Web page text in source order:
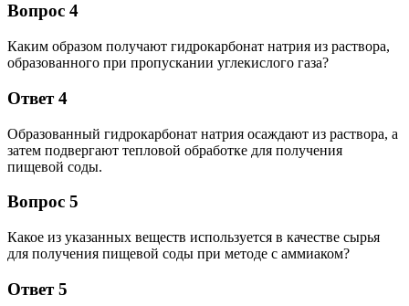
Вопрос 4
Каким образом получают гидрокарбонат натрия из раствора,
образованного при пропускании углекислого газа?
Ответ 4
Образованный гидрокарбонат натрия осаждают из раствора, а
затем подвергают тепловой обработке для получения
пищевой соды.
Вопрос 5
Какое из указанных веществ используется в качестве сырья
для получения пищевой соды при методе с аммиаком?
Ответ 5